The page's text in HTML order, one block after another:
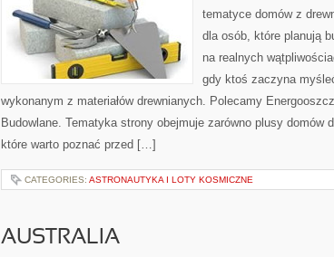
tematyce domów z
dla osób, które planują
na realnych
gdy ktoś zaczyna
wykonanym z materiałów drewnianych. Polecamy
Budowlane. Tematyka strony obejmuje zarówno plusy domów
które warto poznać przed […]
CATEGORIES: ASTRONAUTYKA I LOTY KOSMICZNE
AUSTRALIA